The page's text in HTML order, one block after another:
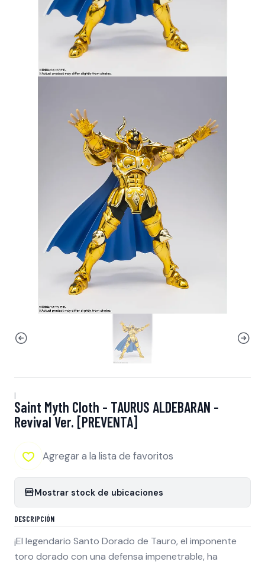
|
Saint Myth Cloth - TAURUS ALDEBARAN -
Revival Ver. [PREVENTA]
Agregar a la lista de favoritos
Mostrar stock de ubicaciones
DESCRIPCIÓN
¡El legendario Santo Dorado de Tauro, el imponente
toro dorado con una defensa impenetrable, ha